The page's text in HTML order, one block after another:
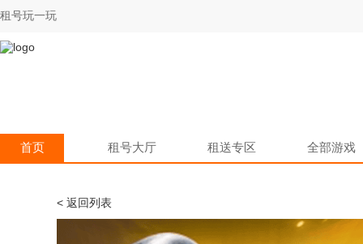
租号玩一玩
首页 租号大厅 租送专区 全部游戏
< 返回列表